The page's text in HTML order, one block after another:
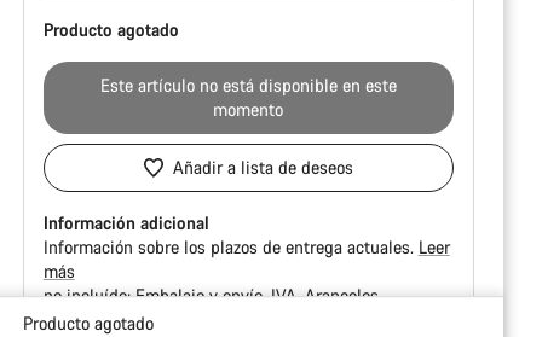
Producto agotado
Este artículo no está disponible en este
momento
Añadir a lista de deseos
Información adicional
Información sobre los plazos de entrega actuales. Leer
más
no incluído:Embalaje y envíoIVAAranceles
Producto agotado